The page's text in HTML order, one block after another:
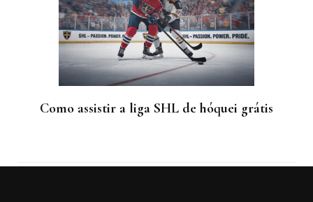
Como assistir a liga SHL de hóquei grátis